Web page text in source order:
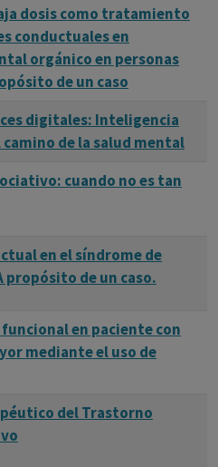
dosis como tratamiento
conductuales en
orgánico en personas
de un caso
digitales: Inteligencia
de la salud mental
cuando no es tan
en el síndrome de
propósito de un caso.
en paciente con
mediante el uso de
del Trastorno